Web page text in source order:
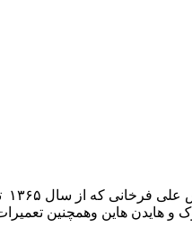
و هایدن هاین وهمچنین